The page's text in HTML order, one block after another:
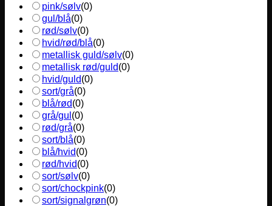
pink/sølv(0)
gul/blå(0)
rød/sølv(0)
hvid/rød/blå(0)
metallisk guld/sølv(0)
metallisk rød/guld(0)
hvid/guld(0)
sort/grå(0)
blå/rød(0)
grå/gul (0)
rød/grå(0)
sort/blå(0)
blå/hvid(0)
rød/hvid(0)
sort/sølv(0)
sort/chockpink(0)
sort/signalgrøn(0)